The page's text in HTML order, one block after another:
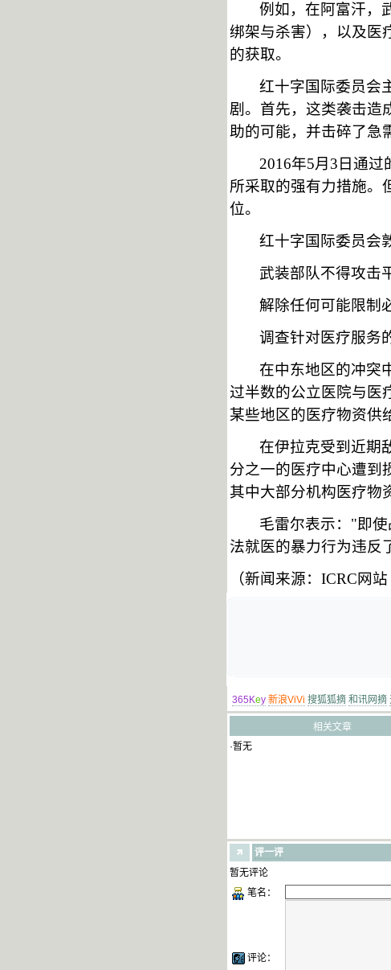
例如，在阿富汗，
绑架与杀害），以及医
的获取。
红十字国际委员会
剧。首先，这类袭击造
助的可能，并击碎了急
2016年5月3日通
所采取的强有力措施。
位。
红十字国际委员会
武装部队不得攻击
解除任何可能限制
调查针对医疗服务
在中东地区的冲突
过半数的公立医院与医
某些地区的医疗物资供
在伊拉克受到近期
分之一的医疗中心遭到
其中大部分机构医疗物
毛雷尔表示： "即
法就医的暴力行为违反
（新闻来源： ICRC网站
365Key 新浪ViVi 搜狐狐摘 和讯网摘
相关文章
·暂无
评一评
暂无评论
笔名：
评论：